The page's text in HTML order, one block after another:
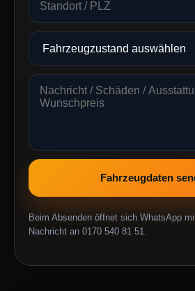
Fahrzeugdaten
Beim Absenden öffnet sich WhatsApp
Nachricht an 0170 540 81 51.